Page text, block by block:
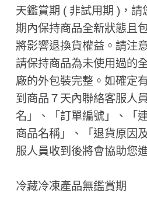
天鑑賞期 ( 非試用期 ​)，請
期內保持商品全新狀態且
將影響退換貨權益。請注
請保持商品為未使用過的
廠的外包裝完整。如確定
到商品７天內聯絡客服人
名」、「訂單編號」、「
商品名稱」、「退貨原因
服人員收到後將會協助您
冷藏冷凍產品無鑑賞期